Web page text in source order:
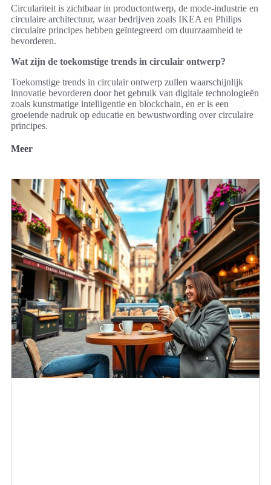
Circulariteit is zichtbaar in productontwerp, de mode-industrie en
circulaire architectuur, waar bedrijven zoals IKEA en Philips
circulaire principes hebben geïntegreerd om duurzaamheid te
bevorderen.
Wat zijn de toekomstige trends in circulair ontwerp?
Toekomstige trends in circulair ontwerp zullen waarschijnlijk
innovatie bevorderen door het gebruik van digitale technologieën
zoals kunstmatige intelligentie en blockchain, en er is een
groeiende nadruk op educatie en bewustwording over circulaire
principes.
Meer